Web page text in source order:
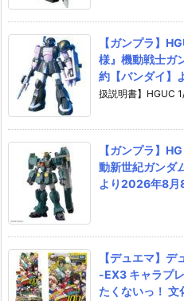
【ガンプラ】
様』機動戦士ガ
約【バンダイ】
扱説明書】HGUC
【ガンプラ】
動新世紀ガンダ
より2026年8
【デュエマ】
-EX3 キャラプ
たくないっ！